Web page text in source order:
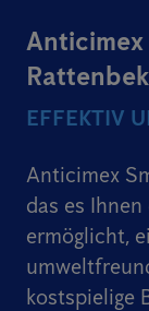
EFFEKTIV
Anticimex
das es
ermöglicht,
kostspielige